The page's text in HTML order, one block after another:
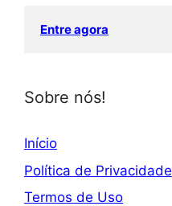
Entre agora
Sobre nós!
Início
Política de Privacidade
Termos de Uso